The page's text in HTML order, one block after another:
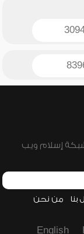
بنا من نحن
English